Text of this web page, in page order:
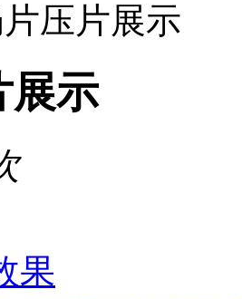
压片展示
展示
果